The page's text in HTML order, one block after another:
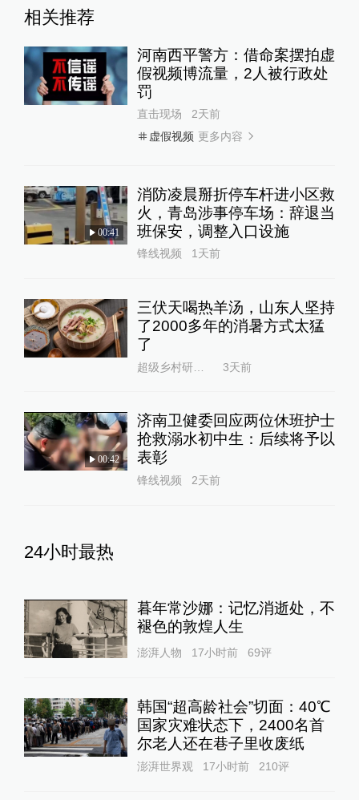
相关推荐
河南西平警方：借命案摆拍虚
假视频博流量，2人被行政处
罚
直击现场
2天前
虚假视频 更多内容
00:41
消防凌晨掰折停车杆进小区救
火，青岛涉事停车场：辞退当
班保安，调整入口设施
锋线视频 1天前
三伏天喝热羊汤，山东人坚持
了2000多年的消暑方式太猛
了
超级乡村研究所 3天前
00:42
济南卫健委回应两位休班护士
抢救溺水初中生：后续将予以
表彰
锋线视频 2天前
24小时最热
暮年常沙娜：记忆消逝处，不
褪色的敦煌人生
澎湃人物 17小时前 69评
韩国“超高龄社会”切面：40℃
国家灾难状态下，2400名首
尔老人还在巷子里收废纸
澎湃世界观 17小时前 210评